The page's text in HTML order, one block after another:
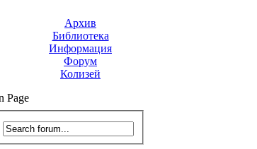
Архив
Библиотека
Информация
Форум
Колизей